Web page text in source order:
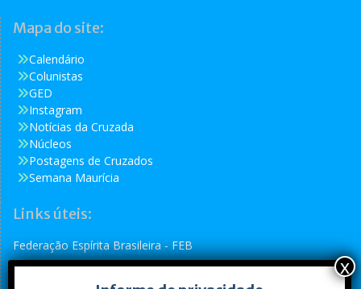
Mapa do site:
Calendário
Colunistas
GED
Instagram
Notícias da Cruzada
Núcleos
Postagens de Cruzados
Semana Maurícia
Links úteis:
Federação Espírita Brasileira - FEB